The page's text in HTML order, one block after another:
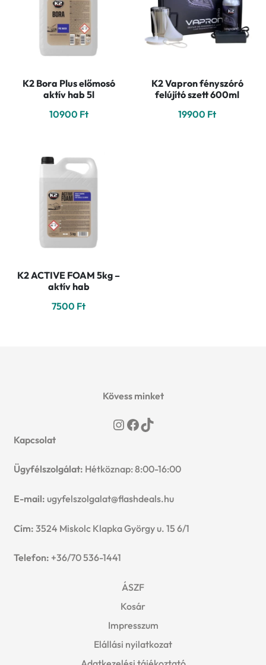
K2 Bora Plus előmosó
aktív hab 5l
10900 Ft
K2 Vapron fényszóró
felújító szett 600ml
19900 Ft
K2 ACTIVE FOAM 5kg –
aktív hab
7500 Ft
Kövess minket
Instagram
Facebook
TikTok
Kapcsolat
Ügyfélszolgálat: Hétköznap: 8:00-16:00
E-mail: ugyfelszolgalat@flashdeals.hu
Cím: 3524 Miskolc Klapka György u. 15 6/1
Telefon: +36/70 536-1441
ÁSZF
Kosár
Impresszum
Elállási nyilatkozat